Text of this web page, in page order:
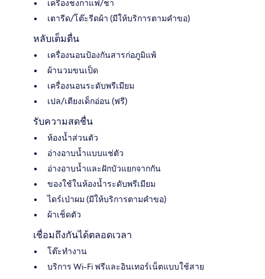
เครื่องชงกาแฟ/ชา
เตารีด/โต๊ะรีดผ้า (มีให้บริการตามคำขอ)
หลับเต็มตื่น
เครื่องนอนป้องกันสารก่อภูมิแพ้
ผ้านวมขนเป็ด
เครื่องนอนระดับพรีเมียม
เปล/เตียงเด็กอ่อน (ฟรี)
รับความสดชื่น
ห้องน้ำส่วนตัว
อ่างอาบน้ำแบบแช่ตัว
อ่างอาบน้ำและฝักบัวแยกจากกัน
ของใช้ในห้องน้ำระดับพรีเมียม
ไดร์เป่าผม (มีให้บริการตามคำขอ)
ผ้าเช็ดตัว
เชื่อมถึงกันได้ตลอดเวลา
โต๊ะทำงาน
บริการ Wi-Fi ฟรีและอินเทอร์เน็ตแบบใช้สาย